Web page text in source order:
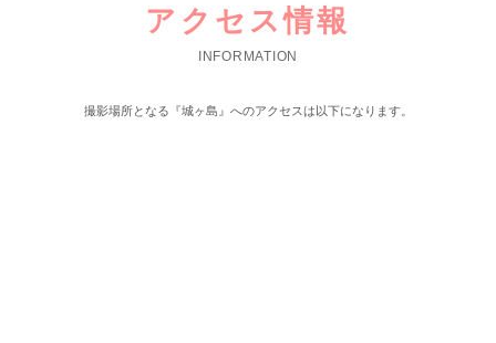
アクセス情報
INFORMATION
撮影場所となる『城ヶ島』へのアクセスは以下になります。